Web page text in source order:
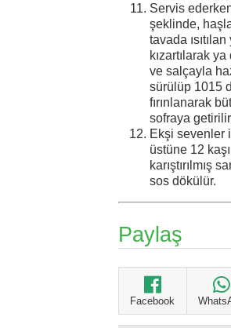
Servis
şeklinde,
tavada
kızartılarak
ve salçayla
sürülüp 1015
fırınlanarak
sofraya
Ekşi sevenler
üstüne 12
karıştırılmış
sos dökülür.
Paylaş
Facebook